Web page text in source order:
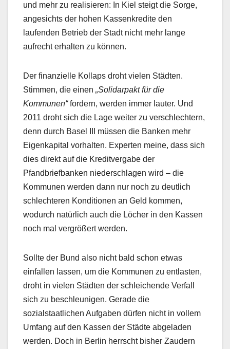
und mehr zu realisieren: In Kiel steigt die Sorge,
angesichts der hohen Kassenkredite den
laufenden Betrieb der Stadt nicht mehr lange
aufrecht erhalten zu können.
Der finanzielle Kollaps droht vielen Städten.
Stimmen, die einen „Solidarpakt für die
Kommunen“fordern, werden immer lauter. Und
2011 droht sich die Lage weiter zu verschlechtern,
denn durch Basel III müssen die Banken mehr
Eigenkapital vorhalten. Experten meine, dass sich
dies direkt auf die Kreditvergabe der
Pfandbriefbanken niederschlagen wird – die
Kommunen werden dann nur noch zu deutlich
schlechteren Konditionen an Geld kommen,
wodurch natürlich auch die Löcher in den Kassen
noch mal vergrößert werden.
Sollte der Bund also nicht bald schon etwas
einfallen lassen, um die Kommunen zu entlasten,
droht in vielen Städten der schleichende Verfall
sich zu beschleunigen. Gerade die
sozialstaatlichen Aufgaben dürfen nicht in vollem
Umfang auf den Kassen der Städte abgeladen
werden. Doch in Berlin herrscht bisher Zaudern